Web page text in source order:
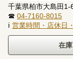
千葉県柏市大島田
☎ 04-7160-8015
ℹ 営業時間・店休日